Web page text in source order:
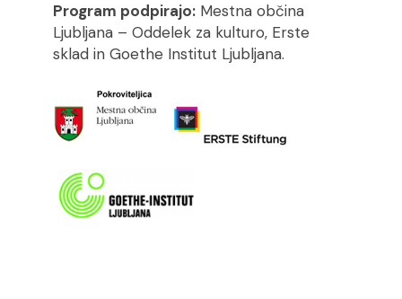
Program podpirajo:Mestna občina
Ljubljana – Oddelek za kulturo, Erste
sklad in Goethe Institut Ljubljana.